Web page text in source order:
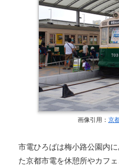
画像引用： 京
市電ひろばは梅小路公園内
た京都市電を休憩所やカフ